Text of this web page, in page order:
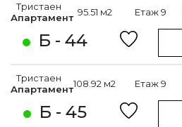
Б - 44
Тристаен
Апартамент 95.51 м2 Етаж 9
Б - 45
Тристаен
Апартамент108.92 м2 Етаж 9